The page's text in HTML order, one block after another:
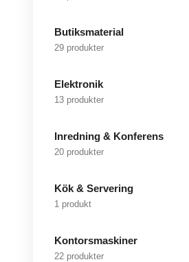
Butiksmaterial
29 produkter
Elektronik
13 produkter
Inredning & Konferens
20 produkter
Kök & Servering
1 produkt
Kontorsmaskiner
22 produkter